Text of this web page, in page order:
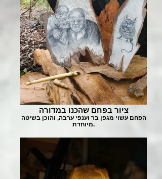
ציור בפחם שהכנו במדורה
הפחם עשוי מגפן בר וענפי ערבה, והוכן בשיטה
מיוחדת.